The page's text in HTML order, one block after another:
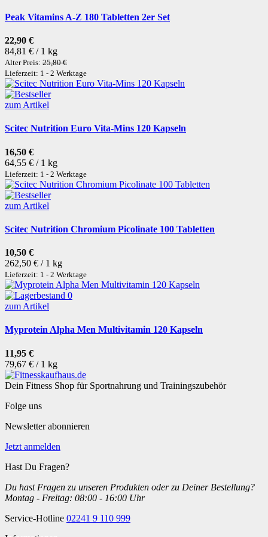
Peak Vitamins A-Z 180 Tabletten 2er Set
22,90 €
84,81 € / 1 kg
Alter Preis: 25,80 €
Lieferzeit: 1 - 2 Werktage
zum Artikel
Scitec Nutrition Euro Vita-Mins 120 Kapseln
16,50 €
64,55 € / 1 kg
Lieferzeit: 1 - 2 Werktage
zum Artikel
Scitec Nutrition Chromium Picolinate 100 Tabletten
10,50 €
262,50 € / 1 kg
Lieferzeit: 1 - 2 Werktage
zum Artikel
Myprotein Alpha Men Multivitamin 120 Kapseln
11,95 €
79,67 € / 1 kg
Dein Fitness Shop für Sportnahrung und Trainingszubehör
Folge uns
Newsletter abonnieren
Jetzt anmelden
Hast Du Fragen?
Du hast Fragen zu unseren Produkten oder zu Deiner Bestellung?
Montag - Freitag: 08:00 - 16:00 Uhr
Service-Hotline 02241 9 110 999